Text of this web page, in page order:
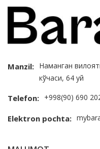
Manzil: Наманган
кўчаси, 64 уй
Telefon: +998(90) 690
Elektron pochta: